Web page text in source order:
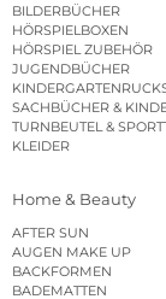
BILDERBÜCHER
HÖRSPIELBOXEN
HÖRSPIEL ZUBEHÖR
JUGENDBÜCHER
SACHBÜCHER &
TURNBEUTEL &
KLEIDER
Home & Beauty
AFTER SUN
AUGEN MAKE UP
BACKFORMEN
BADEMATTEN